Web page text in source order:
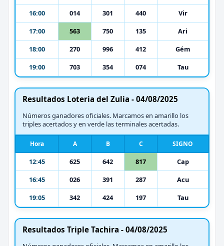
16:00
014 301 440
Vir
17:00
563 750 135
Ari
18:00
270 996 412
Gém
19:00
703 354 074 Tau
Resultados Loteria del Zulia - 04/08/2025
Números ganadores oficiales. Marcamos en amarillo los
triples acertados y en verde las terminales acertadas.
Hora A B C SIGNO
12:45 625 642 817
Cap
16:45
026 391 287
Acu
19:05
342 424 197 Tau
Resultados Triple Tachira - 04/08/2025